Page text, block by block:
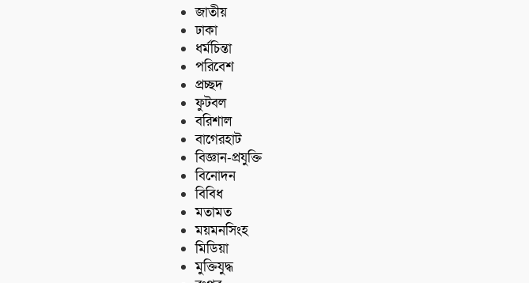
জাতীয়
ঢাকা
ধর্মচিন্তা
পরিবেশ
প্রচ্ছদ
ফুটবল
বরিশাল
বাগেরহাট
বিজ্ঞান-প্রযুক্তি
বিনোদন
বিবিধ
মতামত
ময়মনসিংহ
মিডিয়া
মুক্তিযুদ্ধ